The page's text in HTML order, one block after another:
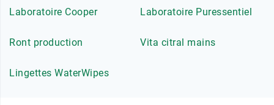
Laboratoire Cooper Laboratoire Puressentiel
Ront production Vita citral mains
Lingettes WaterWipes